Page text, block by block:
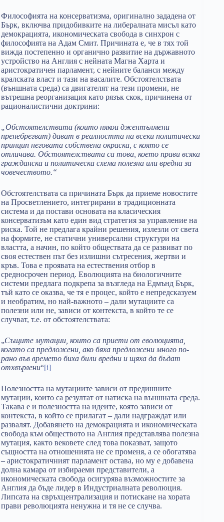
Философията на консерватизма, оригинално зададена от
Бърк, включва придобивките на либералната мисъл като
демокрацията, икономическата свобода в синхрон с
философията на Адам Смит. Причината е, че в тях той
вижда постепенно и органично развитие на държавното
устройство на Англия с нейната Магна Харта и
аристократичен парламент, с нейните баланси между
кралската власт и тази на васалите. Обстоятелствата
(външната среда) са двигателят на тези промени, не
вътрешна реорганизация като рязък скок, причинена от
рационалистични доктрини:
„Обстоятелствата (които някои джентълмени
пренебрегват) дават в реалността на всеки политически
принцип неговата собствена окраска, с която се
отличава. Обстоятелствата са това, което прави всяка
гражданска и политическа схема полезна или вредна за
човечеството.“
Обстоятелствата са причината Бърк да приеме новостите
на Просветлението, интегрирани в традиционната
система и да постави основата на класическия
консерватизъм като един вид стратегия за управление на
риска. Той не предлага крайни решения, излезли от света
на формите, не статични универсални структури на
властта, а начин, по който обществата да се развиват по
своя естествен път без излишни сътресения, жертви и
кръв. Това е проявата на естествения отбор в
средносрочен период. Еволюцията на биологичните
системи предлага подкрепа за възгледа на Едмънд Бърк,
тъй като се оказва, че тя е процес, който е непредсказуем
и необратим, но най-важното – дали мутациите са
полезни или не, зависи от контекста, в който те се
случват, т.е. от обстоятелствата:
„Същите мутации, които са приети от еволюцията,
когато са предложени, ако бяха предложени много по-
рано във времето биха били вредни и щяха да бъдат
отхвърлени“[i]
Полезността на мутациите зависи от предишните
мутации, които са резултат от натиска на външната среда.
Такава е и полезността на идеите, която зависи от
контекста, в който се прилагат – дали надграждат или
развалят. Добавянето на демокрацията и икономическата
свобода към обществото на Англия представлява полезна
мутация, както вековете след това показват, защото
същността на отношенията не се променя, а се обогатява
– аристократичният парламент остава, но му е добавена
долна камара от избираеми представители, а
икономическата свобода осигурява възможностите за
Англия да бъде лидер в Индустриалната революция.
Липсата на свръхцентрализация и потискане на хората
прави революцията ненужна и тя не се случва.